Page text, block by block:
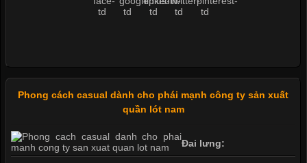
Phong cách casual dành cho phái mạnh công ty sản xuất
quần lót nam
Đai lưng: